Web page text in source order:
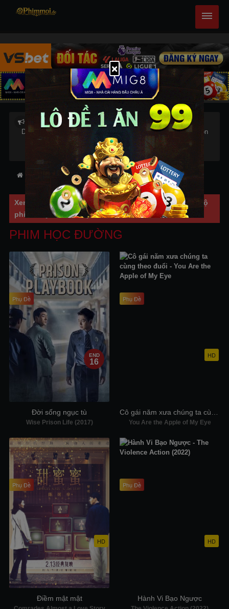
Danh sách anime Học Đường mới, phim Học Đường hay chọn
lọc,Học Đường 2025, Học Đường phụ đề(vietsub), lồng
tiếng(thuyết minh) online miễn phí tốc độ cao
Trang chủ Danh sách Phim Học Đường
Xem phim không giới hạn tạiPhimmoi.devới những bộ
phim thuyết minh hay nhất.
PHIM HỌC ĐƯỜNG
END
16
Phụ Đề
Đời sống ngục tù
Wise Prison Life (2017)
HD
Phụ Đề
You Are the Apple of My Eye
HD
Phụ Đề
Điềm mật mật
HD
Phụ Đề
Hành Vi Bạo Ngược
×